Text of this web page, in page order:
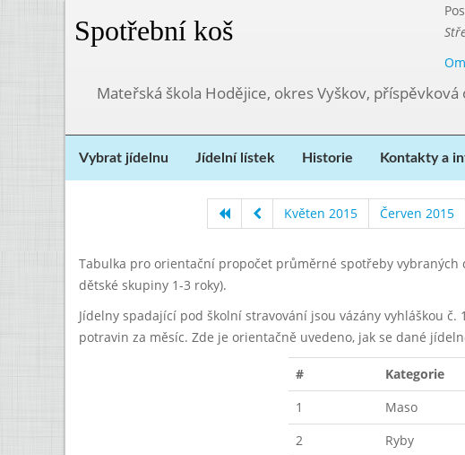
Spotřební koš
Mateřská škola Hodějice, okres Vyškov, příspěvková
Vybrat jídelnu Jídelní lístek Historie Kontakty a
Květen 2015 Červen 2015
Tabulka pro orientační propočet průměrné spotřeby
dětské skupiny 1-3 roky).
Jídelny spadající pod školní stravování jsou vázány vyhláškou
potravin za měsíc. Zde je orientačně uvedeno, jak se dané
# Kategorie
1
Maso
2
Ryby